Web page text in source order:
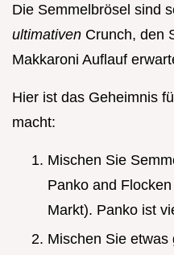
Die Semmelbrösel sind
ultimativen Crunch, den
Makkaroni Auflauf
Hier ist das Geheimnis
macht:
Mischen Sie
Panko and
Markt). Panko ist
Mischen Sie etwas